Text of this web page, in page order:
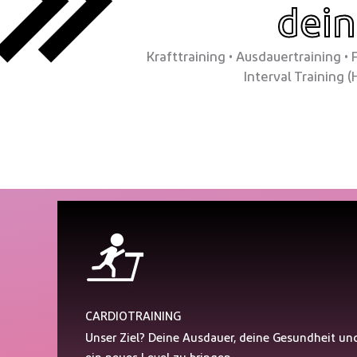
Krafttraining • Ausdauertraining •
Interval Training
CARDIOTRAINING
Unser Ziel? Deine Ausdauer, deine Gesundheit